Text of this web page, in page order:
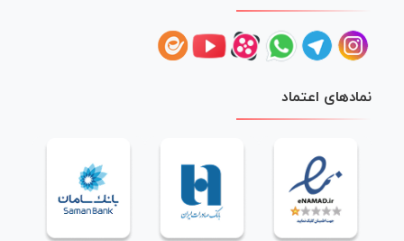
نمادهای اعتماد